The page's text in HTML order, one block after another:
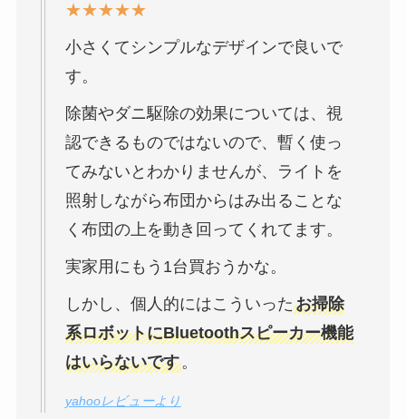
★★★★★
小さくてシンプルなデザインで良いで
す。
除菌やダニ駆除の効果については、視
認できるものではないので、暫く使っ
てみないとわかりませんが、ライトを
照射しながら布団からはみ出ることな
く布団の上を動き回ってくれてます。
実家用にもう1台買おうかな。
しかし、個人的にはこういったお掃除
系ロボットにBluetoothスピーカー機能
はいらないです。
yahooレビューより